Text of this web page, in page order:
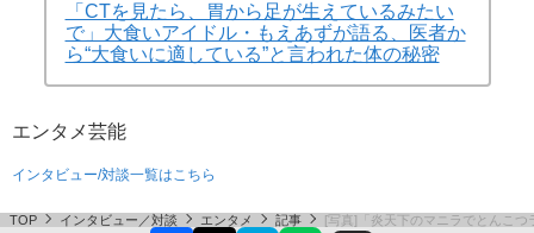
「CTを見たら、胃から足が生えているみたい
で」大食いアイドル・もえあずが語る、医者か
ら“大食いに適している”と言われた体の秘密
エンタメ芸能
インタビュー/対談一覧はこちら
TOP インタビュー／対談 エンタメ 記事 [写真]「炎天下のマニラでとんこ